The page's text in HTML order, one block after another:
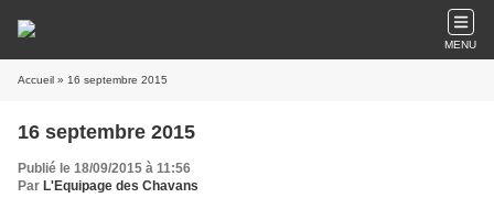
MENU
Accueil » 16 septembre 2015
16 septembre 2015
Publié le 18/09/2015 à 11:56
Par L'Equipage des Chavans